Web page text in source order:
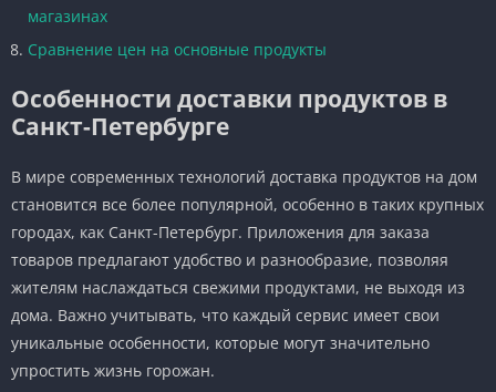
магазинах
Сравнение цен на основные продукты
Особенности доставки продуктов в
Санкт-Петербурге
В мире современных технологий доставка продуктов на дом
становится все более популярной, особенно в таких крупных
городах, как Санкт-Петербург. Приложения для заказа
товаров предлагают удобство и разнообразие, позволяя
жителям наслаждаться свежими продуктами, не выходя из
дома. Важно учитывать, что каждый сервис имеет свои
уникальные особенности, которые могут значительно
упростить жизнь горожан.